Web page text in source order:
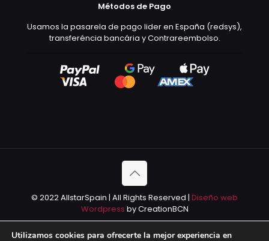
Métodos de Pago
Usamos la pasarela de pago lider en España (redsys),
transferéncia bancária y Contrareembolso.
© 2022 AllstarSpain | All Rights Reserved | Diseño web
Wordpress by CreationBCN
Utilizamos cookies para ofrecerte la mejor experiencia en